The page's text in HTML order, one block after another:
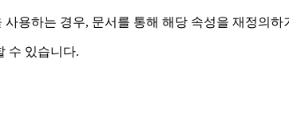
용하는 경우, 문서를 통해 해당 속성을 재정의
수 있습니다.